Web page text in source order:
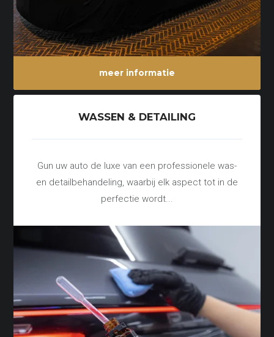
meer informatie
WASSEN & DETAILING
Gun uw auto de luxe van een professionele was-
en detailbehandeling, waarbij elk aspect tot in de
perfectie wordt...